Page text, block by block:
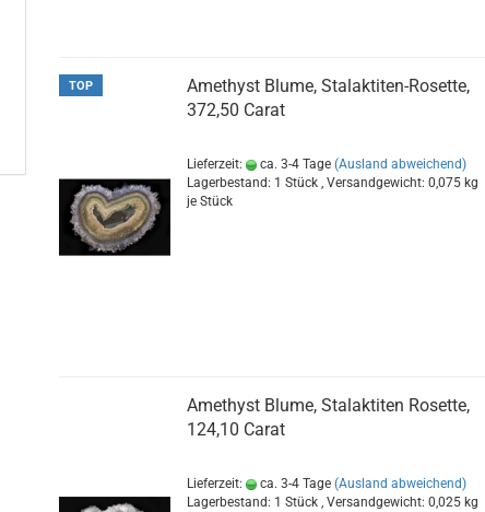
TOP
Amethyst Blume, Stalaktiten-Rosette,
372,50 Carat
Lieferzeit: ca. 3-4 Tage (Ausland abweichend)
Lagerbestand: 1 Stück , Versandgewicht:0,075 kg
je Stück
Amethyst Blume, Stalaktiten Rosette,
124,10 Carat
Lieferzeit: ca. 3-4 Tage (Ausland abweichend)
Lagerbestand: 1 Stück , Versandgewicht:0,025 kg